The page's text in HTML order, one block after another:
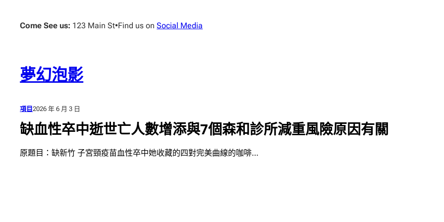
Come See us: 123 Main St•Find us onSocial Media
夢幻泡影
項目2026 年 6 月 3 日
缺血性卒中逝世亡人數增添與7個森和診所減重風險原因有關
原題目：缺新竹 子宮頸疫苗血性卒中她收藏的四對完美曲線的咖啡…